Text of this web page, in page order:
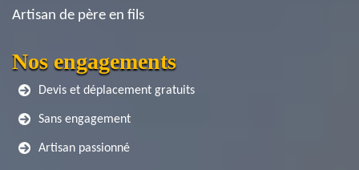
Artisan de père en fils
Nos engagements
Devis et déplacement gratuits
Sans engagement
Artisan passionné